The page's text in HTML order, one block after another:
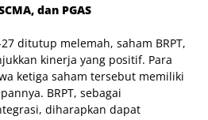
dan PGAS
ditutup melemah, saham BRPT,
kinerja yang positif. Para
ketiga saham tersebut memiliki
BRPT, sebagai
diharapkan dapat